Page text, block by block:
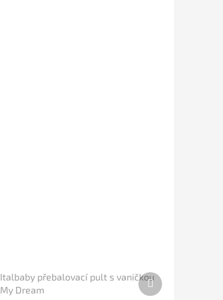
Italbaby přebalovací pult s vaničkou
My Dream
Další
produkt